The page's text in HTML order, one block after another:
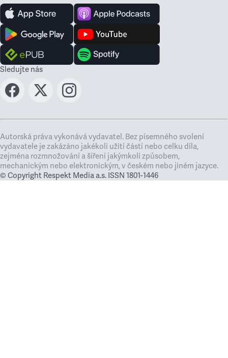
Sledujte nás
Autorská práva vykonává vydavatel. Bez písemného svolení
vydavatele je zakázáno jakékoli užití částí nebo celku díla,
zejména rozmnožování a šíření jakýmkoli způsobem,
mechanickým nebo elektronickým, v českém nebo jiném jazyce.
© Copyright Respekt Media a.s. ISSN 1801-1446